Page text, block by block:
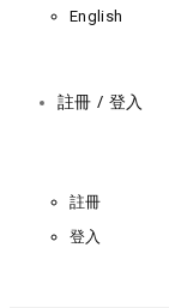
English
註冊 / 登入
註冊
登入